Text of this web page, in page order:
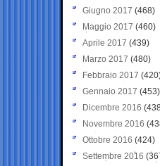
Giugno 2017 (468)
Maggio 2017 (460)
Aprile 2017 (439)
Marzo 2017 (480)
Febbraio 2017
Gennaio 2017 (453)
Dicembre 2016
Novembre 2016
Ottobre 2016 (424)
Settembre 2016